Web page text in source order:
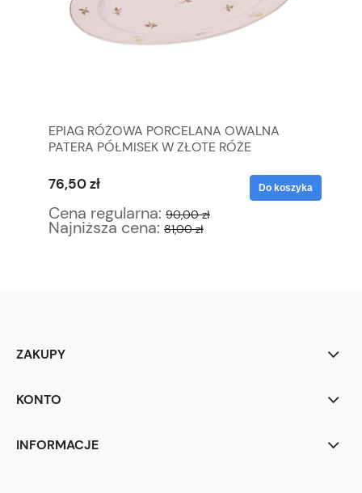
EPIAG RÓŻOWA PORCELANA OWALNA
PATERA PÓŁMISEK W ZŁOTE RÓŻE
76,50 zł
Cena regularna: 90,00 zł
Najniższa cena: 81,00 zł
Do koszyka
ZAKUPY
KONTO
INFORMACJE